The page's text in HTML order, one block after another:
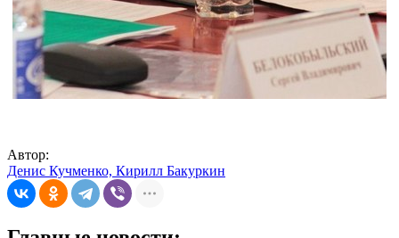
Автор:
Денис Кучменко, Кирилл Бакуркин